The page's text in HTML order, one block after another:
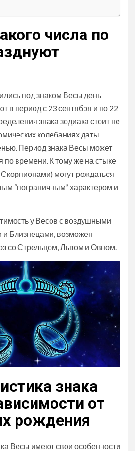
числа по
под знаком Весы день
в период с 23 сентября и по 22
знака зодиака стоит не
колебаниях даты
Период знака Весы может
по времени. К тому же на стыке
могут рождаться
“пограничным” характером и
у Весов с воздушными
и Близнецами, возможен
со Стрельцом, Львом и Овном.
знака
от
рождения
Весы имеют свои особенности